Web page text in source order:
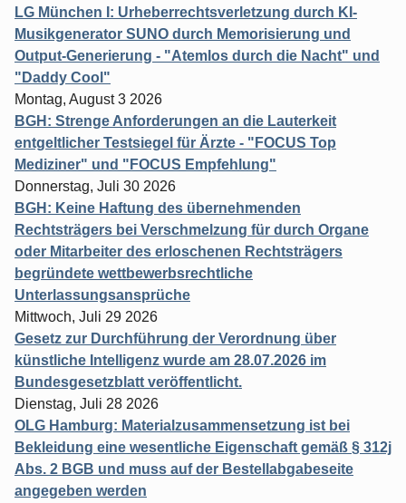
LG München I: Urheberrechtsverletzung durch KI-
Musikgenerator SUNO durch Memorisierung und
Output-Generierung - "Atemlos durch die Nacht" und
"Daddy Cool"
Montag, August 3 2026
BGH: Strenge Anforderungen an die Lauterkeit
entgeltlicher Testsiegel für Ärzte - "FOCUS Top
Mediziner" und "FOCUS Empfehlung"
Donnerstag, Juli 30 2026
BGH: Keine Haftung des übernehmenden
Rechtsträgers bei Verschmelzung für durch Organe
oder Mitarbeiter des erloschenen Rechtsträgers
begründete wettbewerbsrechtliche
Unterlassungsansprüche
Mittwoch, Juli 29 2026
Gesetz zur Durchführung der Verordnung über
künstliche Intelligenz wurde am 28.07.2026 im
Bundesgesetzblatt veröffentlicht.
Dienstag, Juli 28 2026
OLG Hamburg: Materialzusammensetzung ist bei
Bekleidung eine wesentliche Eigenschaft gemäß § 312j
Abs. 2 BGB und muss auf der Bestellabgabeseite
angegeben werden